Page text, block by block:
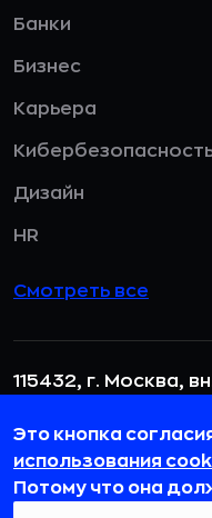
Банки
Бизнес
Карьера
Дизайн
HR
Смотреть все
115432, г. Москва,
Это кнопка
использования
Потому что она